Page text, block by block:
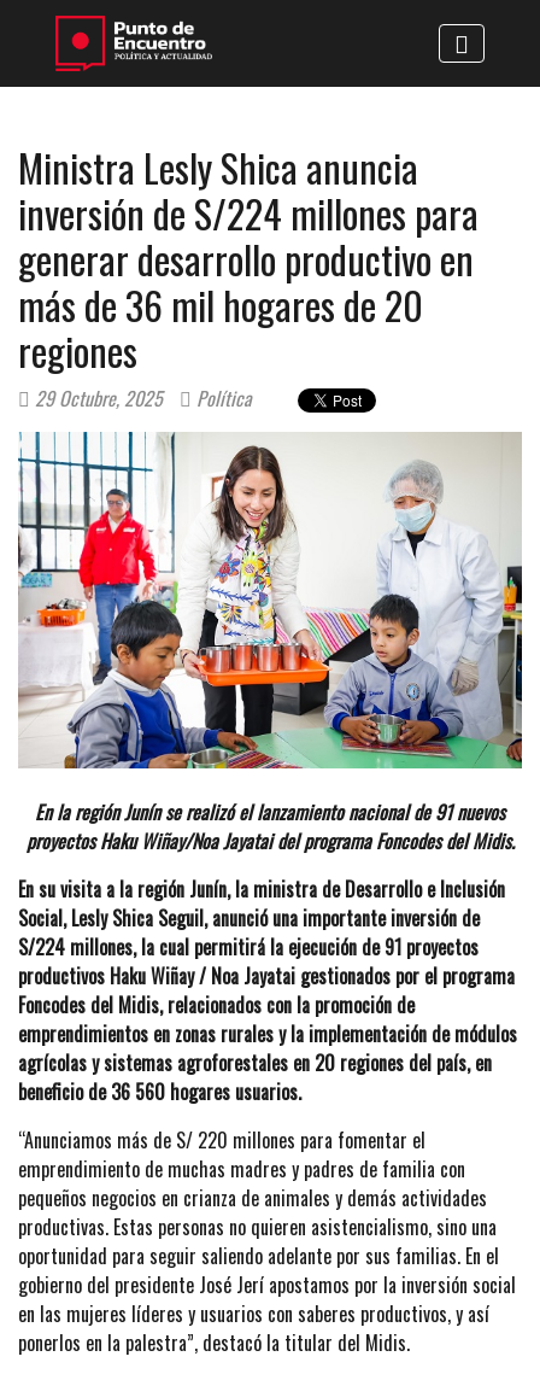
Ministra Lesly Shica anuncia
inversión de S/224 millones para
generar desarrollo productivo en
más de 36 mil hogares de 20
regiones
29 Octubre, 2025 Política
En la región Junín se realizó el lanzamiento nacional de 91 nuevos
proyectos Haku Wiñay/Noa Jayatai del programa Foncodes del Midis.
En su visita a la región Junín, la ministra de Desarrollo e Inclusión
Social, Lesly Shica Seguil, anunció una importante inversión de
S/224 millones, la cual permitirá la ejecución de 91 proyectos
productivos Haku Wiñay / Noa Jayatai gestionados por el programa
Foncodes del Midis, relacionados con la promoción de
emprendimientos en zonas rurales y la implementación de módulos
agrícolas y sistemas agroforestales en 20 regiones del país, en
beneficio de 36 560 hogares usuarios.
“Anunciamos más de S/ 220 millones para fomentar el
emprendimiento de muchas madres y padres de familia con
pequeños negocios en crianza de animales y demás actividades
productivas. Estas personas no quieren asistencialismo, sino una
oportunidad para seguir saliendo adelante por sus familias. En el
gobierno del presidente José Jerí apostamos por la inversión social
en las mujeres líderes y usuarios con saberes productivos, y así
ponerlos en la palestra”, destacó la titular del Midis.